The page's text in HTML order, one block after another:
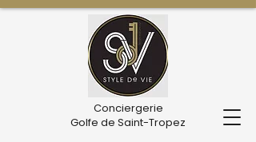
Conciergerie
Golfe de Saint-Tropez